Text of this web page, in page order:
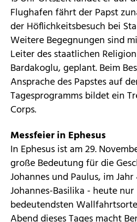
Flughafen fährt der Papst
der Höflichkeitsbesuch bei
Weitere Begegnungen sind
Leiter des staatlichen
Bardakoglu, geplant. Beim
Ansprache des Papstes auf
Tagesprogramms bildet ein
Corps.
Messfeier in Ephesus
In Ephesus ist am 29.
große Bedeutung für die
Johannes und Paulus, im
Johannes-Basilika - heute
bedeutendsten